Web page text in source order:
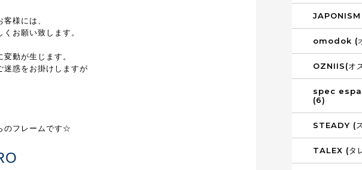
様には、
お願い致します。
動が生じます。
迷惑をお掛けしますが
のフレームです☆
omodok (
OZNIIS(オ
spec
(6)
STEADY (
TALEX (タ